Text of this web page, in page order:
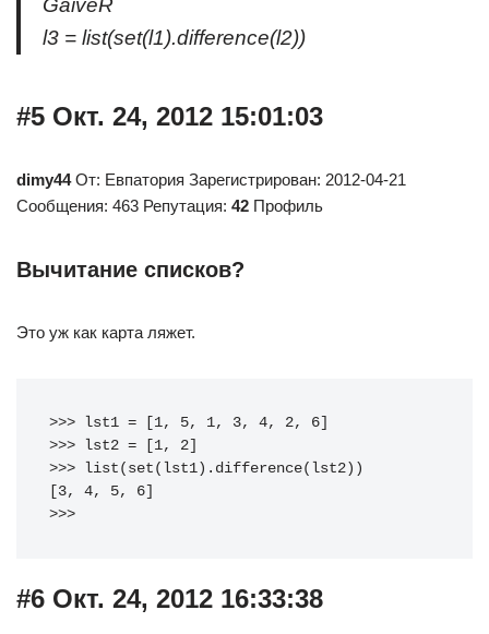
l3 = list(set(l1).difference(l2))
#5 Окт. 24, 2012 15:01:03
dimy44От: Евпатория Зарегистрирован: 2012-04-21
Сообщения: 463 Репутация: 42 Профиль
Вычитание списков?
Это уж как карта ляжет.
>>> lst1 = [1, 5, 1, 3, 4, 2, 6]
>>> lst2 = [1, 2]
>>> list(set(lst1).difference(lst2))
[3, 4, 5, 6]
>>>
#6 Окт. 24, 2012 16:33:38